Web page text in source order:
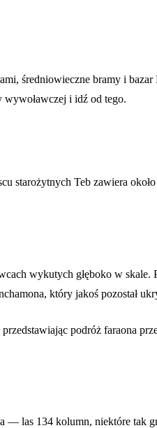
średniowieczne bramy i
i idź od tego.
starożytnych Teb zawiera
wykutych głęboko w skale.
który jakoś pozostał
podróż faraona
las 134 kolumn, niektóre tak